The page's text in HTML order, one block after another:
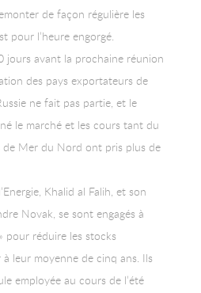
de façon régulière les
pour l’heure engorgé.
jours avant la prochaine réunion
des pays exportateurs de
ne fait pas partie, et le
le marché et les cours tant du
Mer du Nord ont pris plus de
Khalid al Falih, et son
Novak, se sont engagés à
pour réduire les stocks
leur moyenne de cinq ans. Ils
employée au cours de l’été